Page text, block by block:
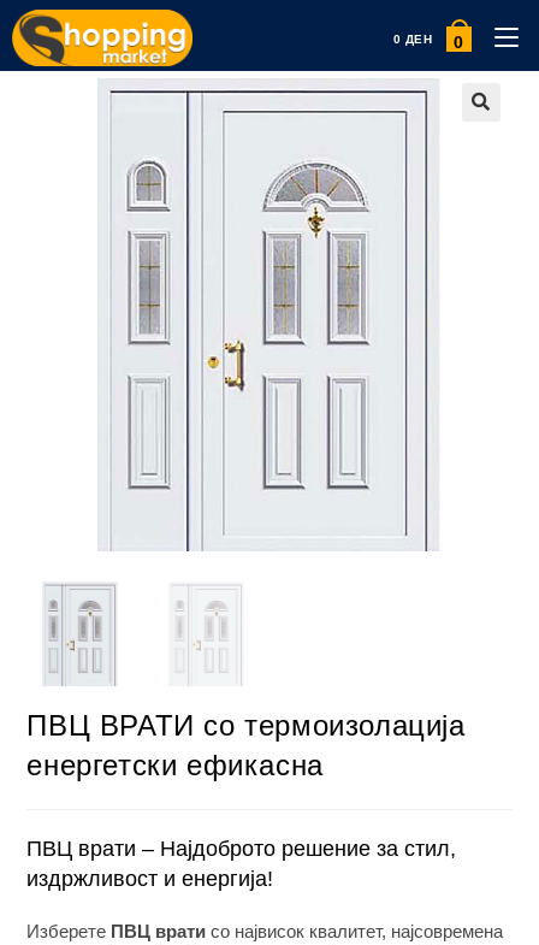
0 ДЕН 0
ПВЦ ВРАТИ со термоизолација
енергетски ефикасна
ПВЦ врати – Најдоброто решение за стил,
издржливост и енергија!
Изберете ПВЦ врати со највисок квалитет, најсовремена